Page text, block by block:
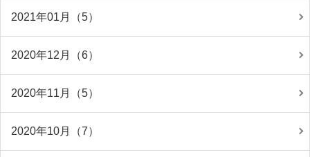
2021年01月（5）
2020年12月（6）
2020年11月（5）
2020年10月（7）